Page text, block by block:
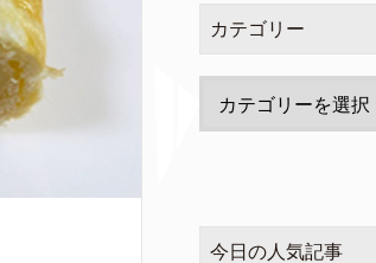
カテゴリー
今日の人気記事